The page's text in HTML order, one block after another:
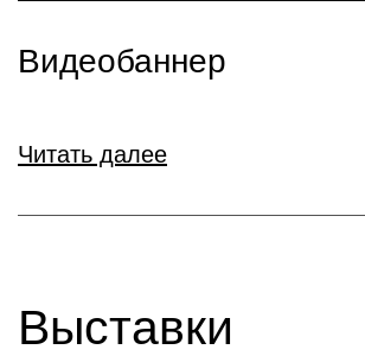
Видеобаннер
Читать далее
Выставки